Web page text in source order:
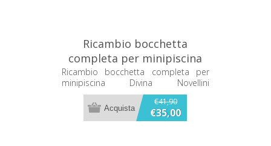
Ricambio bocchetta
completa per minipiscina
Divina Novellini
BOCSLIMBDO
Ricambio bocchetta completa per
minipiscina Divina Novellini
BOCSLIMBDO
€41,90
€35,00